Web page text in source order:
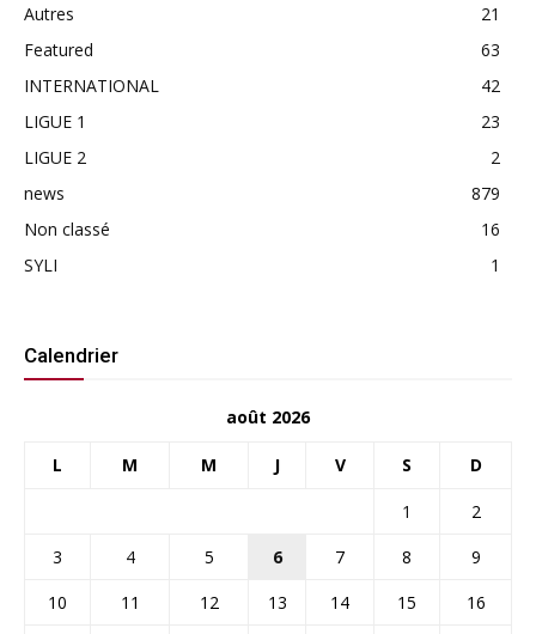
Autres
21
Featured
63
INTERNATIONAL
42
LIGUE 1
23
LIGUE 2
2
news
879
Non classé
16
SYLI
1
Calendrier
août 2026
L M M J V S D
1
2
3
4 5 6 7 8
9
10
11 12 13 14 15
16